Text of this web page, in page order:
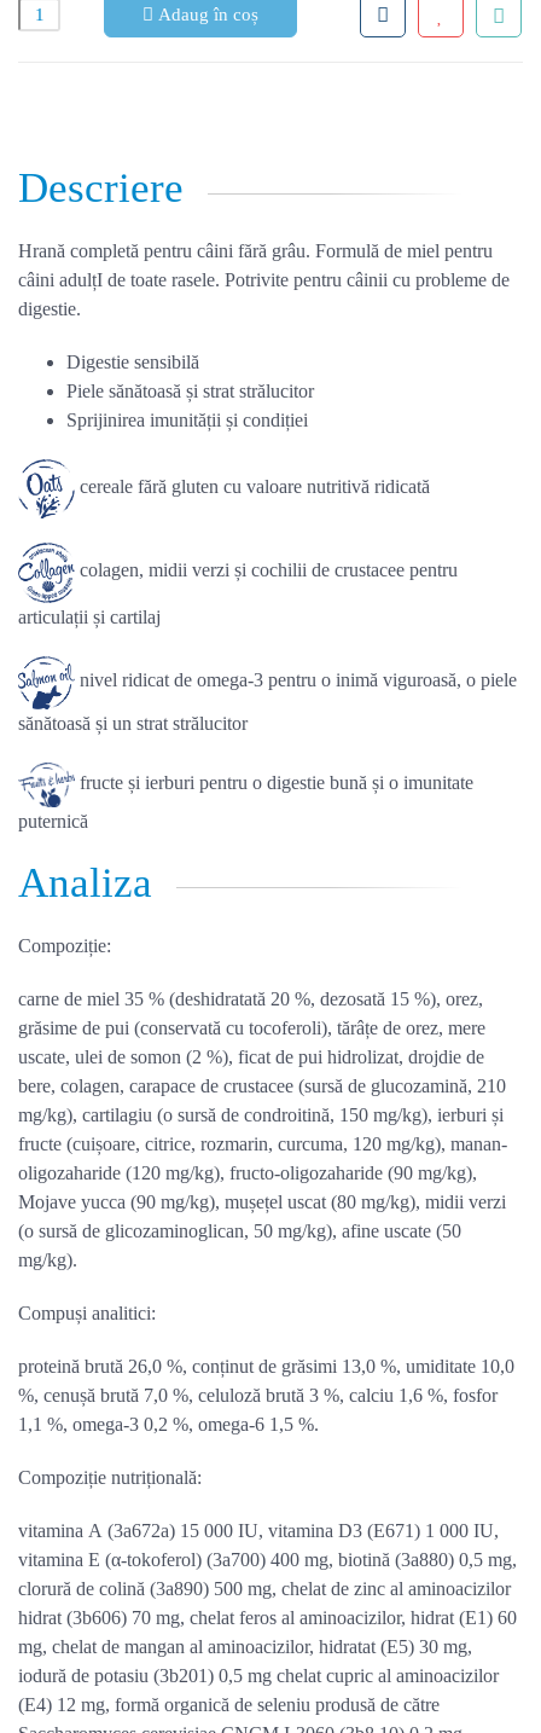
Adaug în coș
Descriere
Hrană completă pentru câini fără grâu. Formulă de miel pentru
câini adulțI de toate rasele. Potrivite pentru câinii cu probleme de
digestie.
Digestie sensibilă
Piele sănătoasă și strat strălucitor
Sprijinirea imunității și condiției
cereale fără gluten cu valoare nutritivă ridicată
colagen, midii verzi și cochilii de crustacee pentru
articulații și cartilaj
nivel ridicat de omega-3 pentru o inimă viguroasă, o piele
sănătoasă și un strat strălucitor
fructe și ierburi pentru o digestie bună și o imunitate
puternică
Analiza
Compoziție:
carne de miel 35 % (deshidratată 20 %, dezosată 15 %), orez,
grăsime de pui (conservată cu tocoferoli), tărâțe de orez, mere
uscate, ulei de somon (2 %), ficat de pui hidrolizat, drojdie de
bere, colagen, carapace de crustacee (sursă de glucozamină, 210
mg/kg), cartilagiu (o sursă de condroitină, 150 mg/kg), ierburi și
fructe (cuișoare, citrice, rozmarin, curcuma, 120 mg/kg), manan-
oligozaharide (120 mg/kg), fructo-oligozaharide (90 mg/kg),
Mojave yucca (90 mg/kg), mușețel uscat (80 mg/kg), midii verzi
(o sursă de glicozaminoglican, 50 mg/kg), afine uscate (50
mg/kg).
Compuși analitici:
proteină brută 26,0 %, conținut de grăsimi 13,0 %, umiditate 10,0
%, cenușă brută 7,0 %, celuloză brută 3 %, calciu 1,6 %, fosfor
1,1 %, omega-3 0,2 %, omega-6 1,5 %.
Compoziție nutrițională:
vitamina A (3a672a) 15 000 IU, vitamina D3 (E671) 1 000 IU,
vitamina E (α-tokoferol) (3a700) 400 mg, biotină (3a880) 0,5 mg,
clorură de colină (3a890) 500 mg, chelat de zinc al aminoacizilor
hidrat (3b606) 70 mg, chelat feros al aminoacizilor, hidrat (E1) 60
mg, chelat de mangan al aminoacizilor, hidratat (E5) 30 mg,
iodură de potasiu (3b201) 0,5 mg chelat cupric al aminoacizilor
(E4) 12 mg, formă organică de seleniu produsă de către